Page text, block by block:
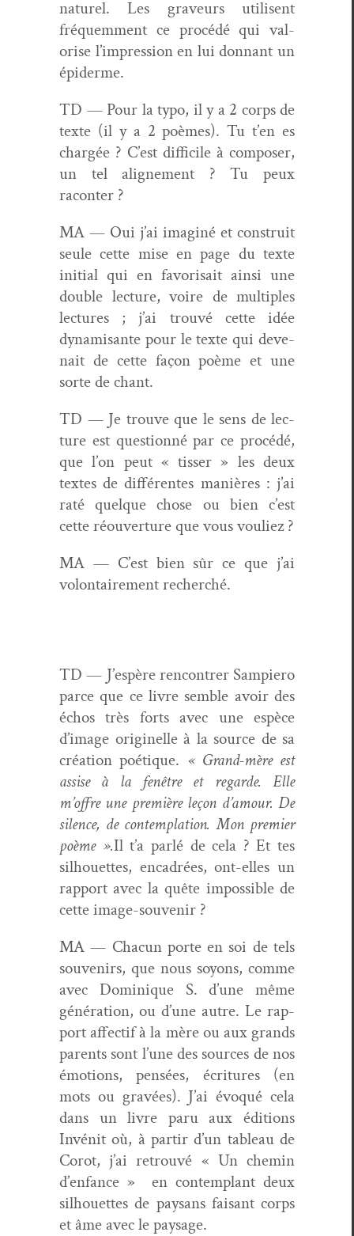
naturel. Les graveurs utilisent
fréquem­ment ce procédé qui val­
orise l’impression en lui don­nant un
épiderme.
TD — Pour la typo, il y a 2 corps de
texte (il y a 2 poèmes). Tu t’en es
chargée ? C’est dif­fi­cile à com­pos­er,
un tel aligne­ment ? Tu peux
raconter ?
MA — Oui j’ai imag­iné et con­stru­it
seule cette mise en page du texte
ini­tial qui en favori­sait ain­si une
dou­ble lec­ture, voire de mul­ti­ples
lec­tures ; j’ai trou­vé cette idée
dynamisante pour le texte qui deve­
nait de cette façon poème et une
sorte de chant.
TD — Je trou­ve que le sens de lec­
ture est ques­tion­né par ce procédé,
que l’on peut « tiss­er » les deux
textes de dif­férentes manières : j’ai
raté quelque chose ou bien c’est
cette réou­ver­ture que vous vouliez ?
MA — C’est bien sûr ce que j’ai
volon­taire­ment recherché.
TD — J’espère ren­con­tr­er Sampiero
parce que ce livre sem­ble avoir des
échos très forts avec une espèce
d’image orig­inelle à la source de sa
créa­tion poé­tique. « Grand-mère est
assise à la fenêtre et regarde. Elle
m’offre une pre­mière leçon d’amour. De
silence, de con­tem­pla­tion. Mon pre­mier
poème ».Il t’a par­lé de cela ? Et tes
sil­hou­ettes, encadrées, ont-elles un
rap­port avec la quête impos­si­ble de
cette image-souvenir ?
MA — Cha­cun porte en soi de tels
sou­venirs, que nous soyons, comme
avec Dominique S. d’une même
généra­tion, ou d’une autre. Le rap­
port affec­tif à la mère ou aux grands
par­ents sont l’une des sources de nos
émo­tions, pen­sées, écri­t­ures (en
mots ou gravées). J’ai évo­qué cela
dans un livre paru aux édi­tions
Invénit où, à par­tir d’un tableau de
Corot, j’ai retrou­vé « Un chemin
d’enfance » en con­tem­plant deux
sil­hou­ettes de paysans faisant corps
et âme avec le paysage.